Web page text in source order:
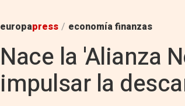
europapress / economía finanzas
Nace la 'Alianza
impulsar la